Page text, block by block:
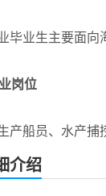
业生主要面向海
岗位
船员、水产捕
介绍